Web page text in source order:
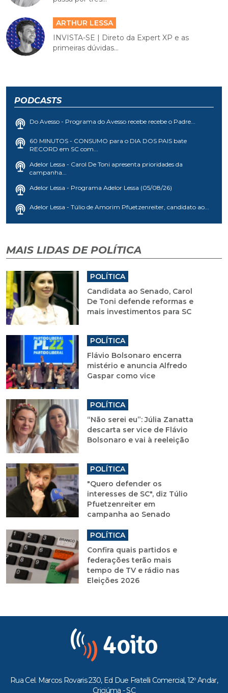
ARTHUR LESSA
INVISTA-SE | Direto da Expert XP e as
primeiras dúvidas...
PODCASTS
Do Avesso - Programa do Avesso recebe recebe o Padre...
60 MINUTOS - CONSUMO para o DIA DOS PAIS bate
RECORD em SC com...
Adelor Lessa - Carol De Toni apresenta prioridades da
campanha...
Adelor Lessa - Programa Adelor Lessa (05/08/26)
Adelor Lessa - Túlio de Amorim Pfuetzenreiter, candidato ao...
MAIS LIDAS DE POLÍTICA
POLÍTICA
Candidata ao Senado, Carol
De Toni defende reformas e
mais investimentos para SC
POLÍTICA
Flávio Bolsonaro encerra
mistério e anuncia Alfredo
Gaspar como vice
POLÍTICA
“Não serei eu”: Júlia Zanatta
descarta ser vice de Flávio
Bolsonaro e vai à reeleição
POLÍTICA
"Quero defender os
interesses de SC", diz Túlio
Pfuetzenreiter em
campanha ao Senado
POLÍTICA
Confira quais partidos e
federações terão mais
tempo de TV e rádio nas
Eleições 2026
Rua Cel. Marcos Rovaris 230, Ed Due Fratelli Comercial, 12º Andar,
Criciúma - SC